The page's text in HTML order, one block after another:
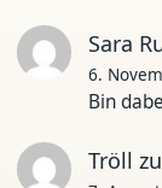
Sara
6.
Bin
Tröll zu